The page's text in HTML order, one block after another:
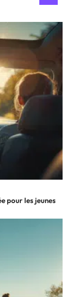
pour les jeunes